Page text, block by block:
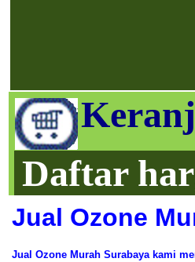
Daftar
Jual Ozone
Jual Ozone Murah Surabaya kami